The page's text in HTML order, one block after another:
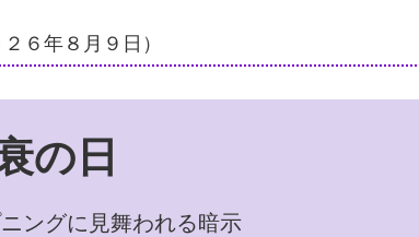
２６年８月９日）
の日
ングに見舞われる暗示